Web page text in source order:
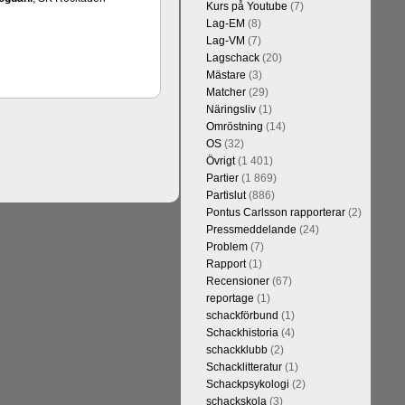
1500-
Kurs på Youtube (7)
Lag-EM (8)
Lag-VM (7)
Lagschack(20)
Mästare (3)
Matcher(29)
Näringsliv(1)
Omröstning (14)
OS(32)
Övrigt(1 401)
Partier(1 869)
Partislut(886)
Pontus Carlsson rapporterar(2)
Pressmeddelande (24)
Problem(7)
Rapport(1)
Recensioner(67)
reportage (1)
schackförbund (1)
Schackhistoria(4)
schackklubb(2)
Schacklitteratur(1)
Schackpsykologi (2)
schackskola(3)